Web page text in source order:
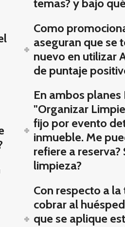
temas? y bajo
Como
aseguran que se
nuevo en utilizar
de puntaje
En ambos
"Organizar
fijo por evento
inmueble. Me
refiere a
limpieza?
Con respecto a
cobrar al
que se aplique